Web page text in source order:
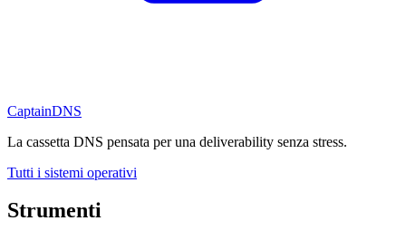
CaptainDNS
La cassetta DNS pensata per una deliverability senza stress.
Tutti i sistemi operativi
Strumenti